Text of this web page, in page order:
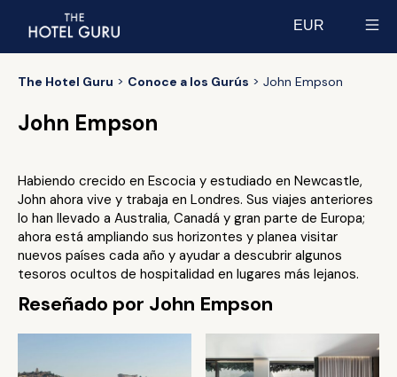
EUR
The Hotel Guru Conoce a los Gurús John Empson
John Empson
Habiendo crecido en Escocia y estudiado en Newcastle,
John ahora vive y trabaja en Londres. Sus viajes anteriores
lo han llevado a Australia, Canadá y gran parte de Europa;
ahora está ampliando sus horizontes y planea visitar
nuevos países cada año y ayudar a descubrir algunos
tesoros ocultos de hospitalidad en lugares más lejanos.
Reseñado por John Empson